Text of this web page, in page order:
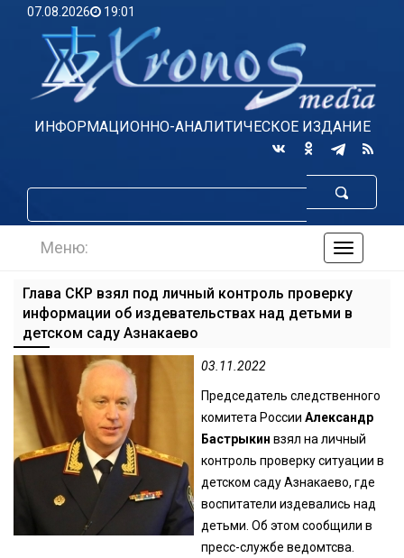
07.08.2026 19:01
ИНФОРМАЦИОННО-АНАЛИТИЧЕСКОЕ ИЗДАНИЕ
по
Меню:
Глава СКР взял под личный контроль проверку
информации об издевательствах над детьми в
детском саду Азнакаево
03.11.2022
Председатель следственного
комитета РоссииАлександр
Бастрыкин взял на личный
контроль проверку ситуации в
детском саду Азнакаево, где
воспитатели издевались над
детьми. Об этом сообщили в
пресс-службе ведомтсва.